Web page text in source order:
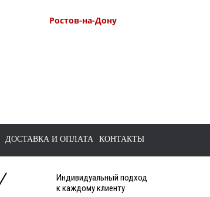
Ростов-на-Дону
ДОСТАВКА И ОПЛАТА КОНТАКТЫ
Индивидуальный подход
к каждому клиенту